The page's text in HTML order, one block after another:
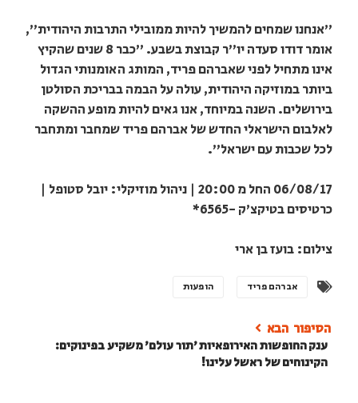
"אנחנו שמחים להמשיך להיות ממובילי התרבות היהודית",
אומר דודו סעדה יו"ר קבוצת בשבע. "כבר 8 שנים שהקיץ
אינו מתחיל לפני שאברהם פריד, המותג האומנותי הגדול
ביותר במוזיקה היהודית, עולה על הבמה בבריכת הסולטן
בירושלים. השנה במיוחד, אנו גאים להיות מופע ההשקה
לאלבום הישראלי החדש של אברהם פריד שמחבר ומתחבר
לכל שכבות עם ישראל".
06/08/17 החל מ 20:00 | ניהול מוזיקלי: יובל סטופל |
כרטיסים בטיקצ'ק -6565*
צילום: בועז בן ארי
אברהם פריד הופעות
ענק החופשות האירופאיות 'תור עולם' משקיע בפינוקים:
הקינוחים של ראשל עלינו!